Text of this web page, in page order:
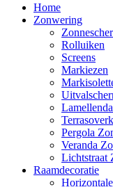
Menu
Home
Zonwering
Rolluiken
Screens
Markiezen
Pergola
Veranda
Lichtstraat
Raamdecoratie